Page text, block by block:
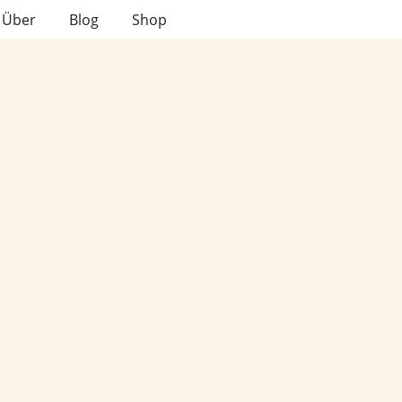
Über Blog Shop